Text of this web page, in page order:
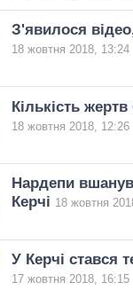
З'явилося
18 жовтня 2018, 13:24
Кількість
18 жовтня 2018, 12:26
Нардепи
Керчі 18 жовтня
У Керчі стався
17 жовтня 2018, 16:15